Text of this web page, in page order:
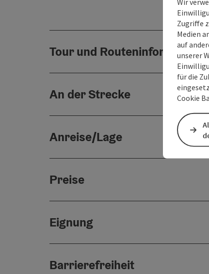
Tour und
An der Strecke
Anreise/Lage
Preise
Eignung
Barrierefreiheit
Zugriffe
Medien
auf
unserer
für die
Cookie